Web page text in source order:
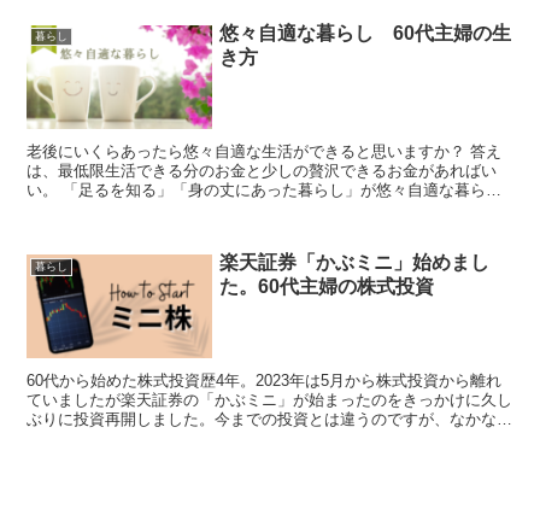
暮らし
悠々自適な暮らし 60代主婦の生
き方
老後にいくらあったら悠々自適な生活ができると思いますか？ 答え
は、最低限生活できる分のお金と少しの贅沢できるお金があればい
い。 「足るを知る」「身の丈にあった暮らし」が悠々自適な暮らし
暮らし
楽天証券「かぶミニ」始めまし
た。60代主婦の株式投資
60代から始めた株式投資歴4年。2023年は5月から株式投資から離れ
ていましたが楽天証券の「かぶミニ」が始まったのをきっかけに久し
ぶりに投資再開しました。今までの投資とは違うのですが、なかなか